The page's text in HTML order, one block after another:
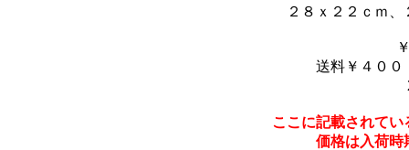
２８ｘ２２ｃｍ
送料￥４００
ここに記載されて
価格は入荷時